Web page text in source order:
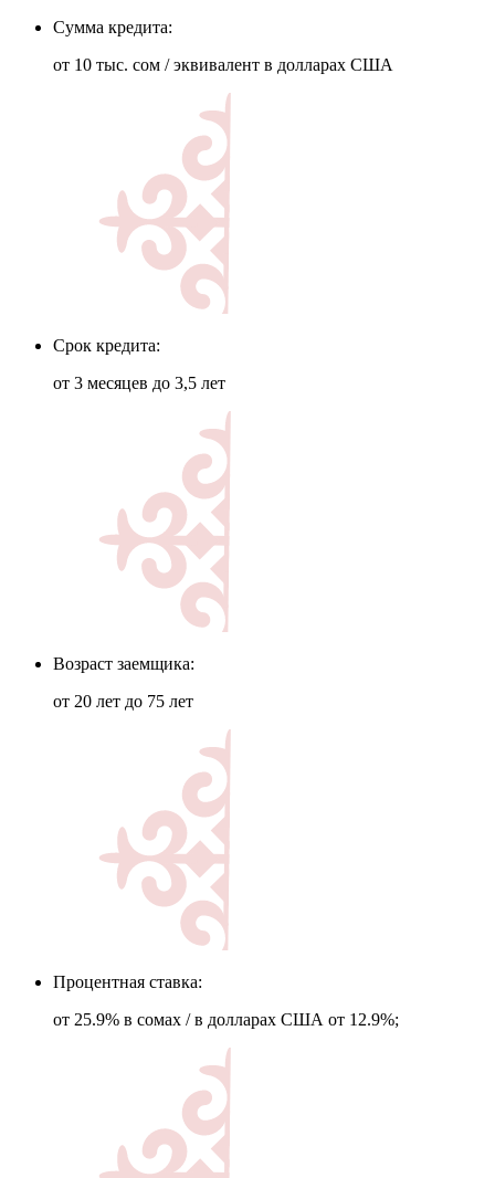
Сумма кредита:
от 10 тыс. сом / эквивалент в долларах США
Срок кредита:
от 3 месяцев до 3,5 лет
Возраст заемщика:
от 20 лет до 75 лет
Процентная ставка:
от 25.9% в сомах / в долларах США от 12.9%;